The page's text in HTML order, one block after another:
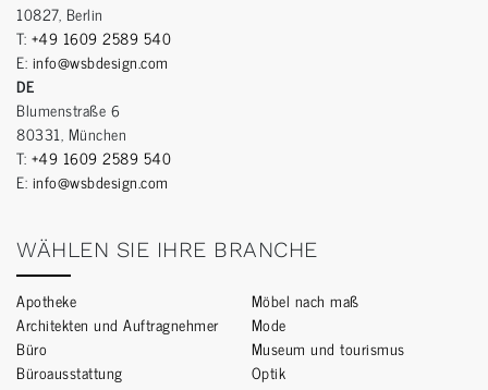
10827, Berlin
T: +49 1609 2589 540
E: info@wsbdesign.com
DE
Blumenstraße 6
80331, München
T: +49 1609 2589 540
E: info@wsbdesign.com
WÄHLEN SIE IHRE BRANCHE
Apotheke
Architekten und Auftragnehmer
Büro
Büroausstattung
Möbel nach maß
Mode
Museum und tourismus
Optik